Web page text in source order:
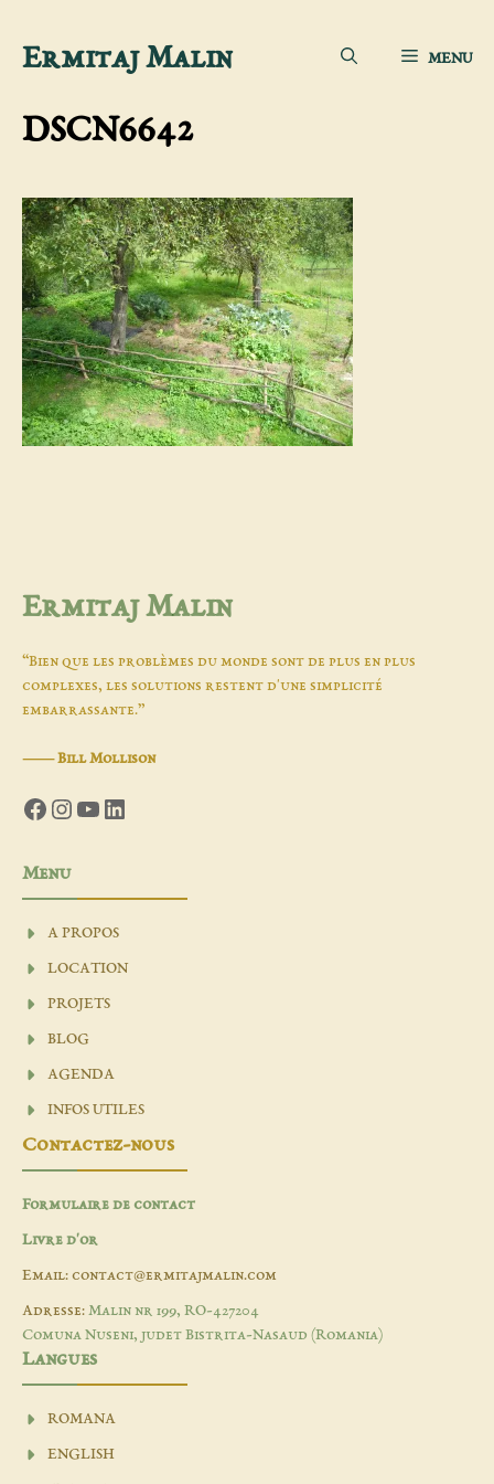
Aller
contenu
Ermitaj Malin MENU
DSCN6642
Ermitaj Malin
“Bien que les problèmes du monde sont de plus en plus
complexes, les solutions restent d'une simplicité
embarrassante.”
―Bill Mollison
Facebook
Instagram
YouTube
LinkedIn
Menu
A PROPOS
LOCATION
PROJETS
BLOG
AGENDA
INFOS UTILES
Contactez-nous
Formulaire de contact
Livre d'or
Email: contact@ermitajmalin.com
Adresse: Malin nr 199, RO-427204
Comuna Nuseni, judet Bistrita-Nasaud (Romania)
Langues
ROMANA
ENGLISH